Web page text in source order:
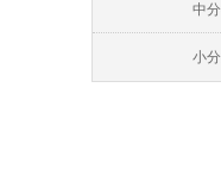
中
小